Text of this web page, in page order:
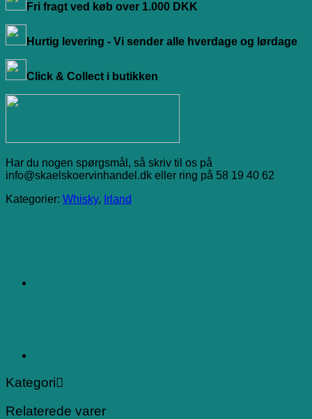
Fri fragt ved køb over 1.000 DKK
Hurtig levering - Vi sender alle hverdage og lørdage
Click & Collect i butikken
Har du nogen spørgsmål, så skriv til os på
info@skaelskoervinhandel.dk eller ring på 58 19 40 62
Kategorier: Whisky, Irland
Kategori
Relaterede varer